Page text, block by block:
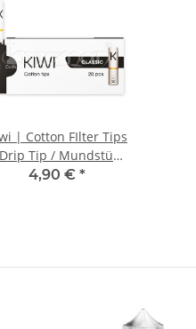
| Cotton FIlter Tips
Tip / Mundstück
| Weiß | 20 Stk.
4,90 € *